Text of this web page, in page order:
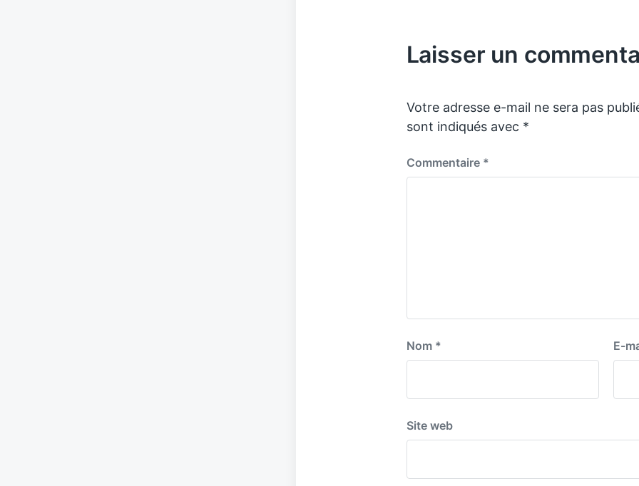
u
s
s
:
Laisser un
Votre adresse e-mail ne sera pas
sont indiqués avec *
Commentaire *
Nom * E-
Site web